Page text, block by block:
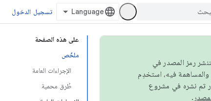
تسجيل الدخول
على هذه الصفحة
ملخّص
الإجراءات العامة
طُرق محمية
سننشر رمز المصدر في
تم نشره في مشروع
.